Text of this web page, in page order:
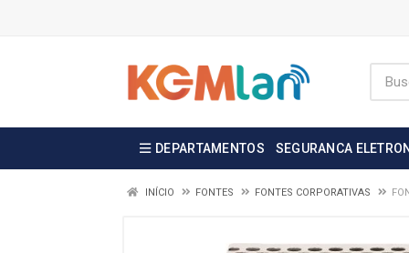
DEPARTAMENTOS SEGURANCA
INÍCIO FONTES FONTES CORPORATIVAS